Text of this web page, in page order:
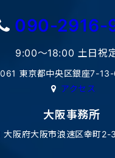
090-2916-
9:00〜18:00 土日祝
東京都中央区銀座7-
アクセス
大阪事務所
阪府大阪市浪速区幸町2-